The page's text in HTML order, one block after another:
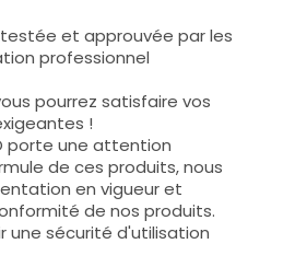
et approuvée par les
professionnel
pourrez satisfaire vos
!
porte une attention
de ces produits, nous
en vigueur et
de nos produits.
une sécurité d'utilisation